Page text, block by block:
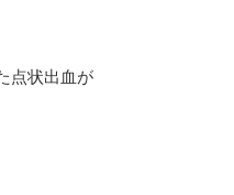
点状出血が